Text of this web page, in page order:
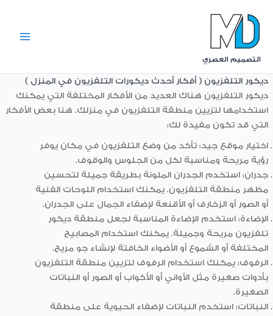
content
التصميم العصري
ديكور التلفزيون ( أفكار أحدث ديكورات التلفزيون في المنزل )
ديكور التلفزيون هناك العديد من الأفكار المختلفة التي يمكنك
استخدامها لتزيين منطقة التلفزيون في منزلك. هنا بعض الأفكار
التي قد تكون مفيدة لك:
اختيار موقع جيد: تأكد من وضع التلفزيون في مكان يوفر
رؤية مريحة ومناسبة لكل من الجلوس والوقوف.
جدران: استخدم الجدران الملونة بطريقة جميلة لتحسين
مظهر منطقة التلفزيون. يمكنك استخدام اللوحات الفنية
أو الصور أو الزخارف أو الأقنعة لإضفاء الجمال على الجدران.
الإضاءة: استخدم الإضاءة المناسبة لجعل منطقة ديكور
تلفزيون مريحة وجميلة. يمكنك استخدام المصابيح
المختلفة أو الشموع أو الأضواء الخافتة لإنشاء جو مريح.
الرفوف: يمكنك استخدام الرفوف لتزيين منطقة التلفزيون
بأدوات صغيرة مثل الأواني أو الأكواب أو الصور أو النباتات
الصغيرة.
النباتات: استخدم النباتات لإضفاء الحيوية على منطقة